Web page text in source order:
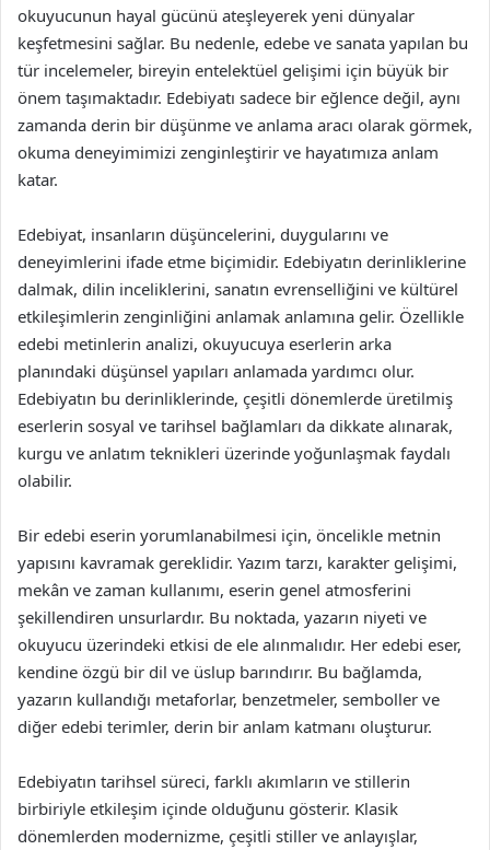
okuyucunun hayal gücünü ateşleyerek yeni dünyalar
keşfetmesini sağlar. Bu nedenle, edebe ve sanata yapılan bu
tür incelemeler, bireyin entelektüel gelişimi için büyük bir
önem taşımaktadır. Edebiyatı sadece bir eğlence değil, aynı
zamanda derin bir düşünme ve anlama aracı olarak görmek,
okuma deneyimimizi zenginleştirir ve hayatımıza anlam
katar.
Edebiyat, insanların düşüncelerini, duygularını ve
deneyimlerini ifade etme biçimidir. Edebiyatın derinliklerine
dalmak, dilin inceliklerini, sanatın evrenselliğini ve kültürel
etkileşimlerin zenginliğini anlamak anlamına gelir. Özellikle
edebi metinlerin analizi, okuyucuya eserlerin arka
planındaki düşünsel yapıları anlamada yardımcı olur.
Edebiyatın bu derinliklerinde, çeşitli dönemlerde üretilmiş
eserlerin sosyal ve tarihsel bağlamları da dikkate alınarak,
kurgu ve anlatım teknikleri üzerinde yoğunlaşmak faydalı
olabilir.
Bir edebi eserin yorumlanabilmesi için, öncelikle metnin
yapısını kavramak gereklidir. Yazım tarzı, karakter gelişimi,
mekân ve zaman kullanımı, eserin genel atmosferini
şekillendiren unsurlardır. Bu noktada, yazarın niyeti ve
okuyucu üzerindeki etkisi de ele alınmalıdır. Her edebi eser,
kendine özgü bir dil ve üslup barındırır. Bu bağlamda,
yazarın kullandığı metaforlar, benzetmeler, semboller ve
diğer edebi terimler, derin bir anlam katmanı oluşturur.
Edebiyatın tarihsel süreci, farklı akımların ve stillerin
birbiriyle etkileşim içinde olduğunu gösterir. Klasik
dönemlerden modernizme, çeşitli stiller ve anlayışlar,